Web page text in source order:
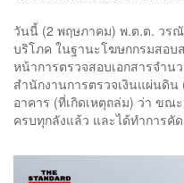
วันนี้ (2 พฤษภาคม) พ.ต.ต. วร
บริโภค ในฐานะโฆษกกรมสอบ
หน้าการตรวจสอบเอกสารจำ
สำนักงานการตรวจเงินแผ่นดิน
อาคาร (ที่เกิดเหตุถล่ม) ว่า ขณ
ครบทุกลังแล้ว และได้ทำการคัด